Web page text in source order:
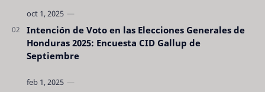
Intención de Voto en las Elecciones Generales de
Honduras 2025: Encuesta CID Gallup de
Septiembre